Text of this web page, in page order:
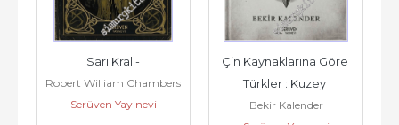
Sarı Kral -
Robert William Chambers
Serüven Yayınevi
Çin Kaynaklarına Göre
Türkler : Kuzey
Barbarları Kavramı ve
Bekir Kalender